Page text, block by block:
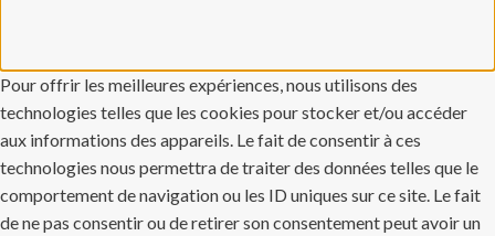
Pour offrir les meilleures expériences, nous utilisons des
technologies telles que les cookies pour stocker et/ou accéder
aux informations des appareils. Le fait de consentir à ces
technologies nous permettra de traiter des données telles que le
comportement de navigation ou les ID uniques sur ce site. Le fait
de ne pas consentir ou de retirer son consentement peut avoir un